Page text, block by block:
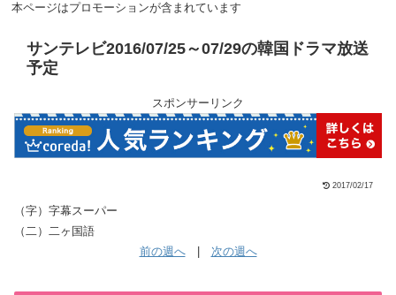
本ページはプロモーションが含まれています
サンテレビ2016/07/25～07/29の韓国ドラマ放送
予定
スポンサーリンク
2017/02/17
（字）字幕スーパー
（二）二ヶ国語
前の週へ| 次の週へ